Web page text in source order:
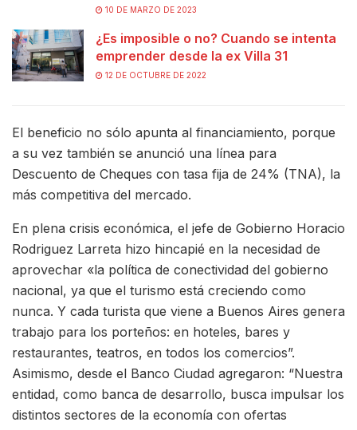
10 DE MARZO DE 2023
¿Es imposible o no? Cuando se intenta
emprender desde la ex Villa 31
12 DE OCTUBRE DE 2022
El beneficio no sólo apunta al financiamiento, porque
a su vez también se anunció una línea para
Descuento de Cheques con tasa fija de 24% (TNA), la
más competitiva del mercado.
En plena crisis económica, el jefe de Gobierno Horacio
Rodriguez Larreta hizo hincapié en la necesidad de
aprovechar «la política de conectividad del gobierno
nacional, ya que el turismo está creciendo como
nunca. Y cada turista que viene a Buenos Aires genera
trabajo para los porteños: en hoteles, bares y
restaurantes, teatros, en todos los comercios”.
Asimismo, desde el Banco Ciudad agregaron: “Nuestra
entidad, como banca de desarrollo, busca impulsar los
distintos sectores de la economía con ofertas